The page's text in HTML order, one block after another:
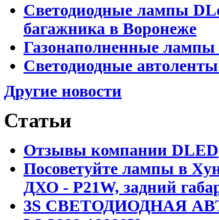
Светодиодные лампы
багажника в Воронеже
Газонаполненные
Светодиодные
Другие новости
Статьи
Отзывы компании DLED
Посоветуйте лампы в
ДХО - P21W, задний
3S СВЕТОДИОДНАЯ